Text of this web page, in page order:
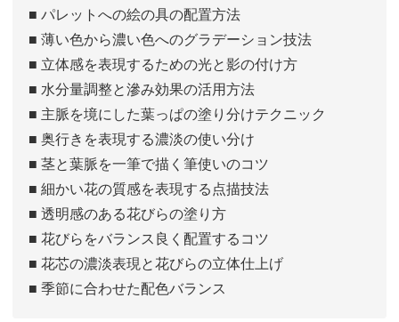
■ パレットへの絵の具の配置方法
■ 薄い色から濃い色へのグラデーション技法
■ 立体感を表現するための光と影の付け方
■ 水分量調整と滲み効果の活用方法
■ 主脈を境にした葉っぱの塗り分けテクニック
■ 奥行きを表現する濃淡の使い分け
■ 茎と葉脈を一筆で描く筆使いのコツ
■ 細かい花の質感を表現する点描技法
■ 透明感のある花びらの塗り方
■ 花びらをバランス良く配置するコツ
■ 花芯の濃淡表現と花びらの立体仕上げ
■ 季節に合わせた配色バランス